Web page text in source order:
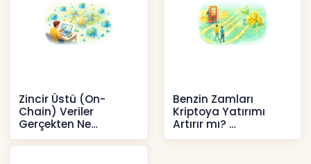
Zincir Üstü (On-
Chain) Veriler
Gerçekten Ne
Anlatır?
Kripto
Benzin Zamları
Kriptoya Yatırımı
Artırır mı?
Kripto